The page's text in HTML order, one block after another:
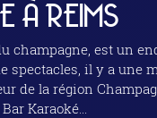
À REIMS
champagne, est un
spectacles, il y a une
Ardenne. Top 2 des
Bar Karaoké...